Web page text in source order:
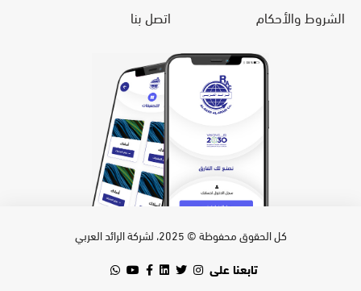
الشروط والأحكام
اتصل بنا
كل الحقوق محفوظة © 2025، لشركة الرائد العربي
تابعنا على